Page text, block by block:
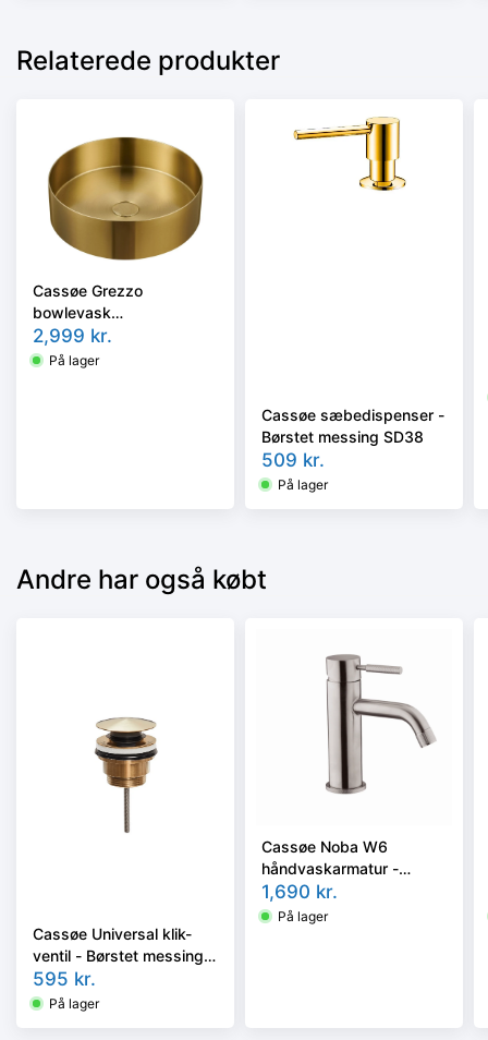
Relaterede produkter
Cassøe Grezzo
bowlevask
Ø40x12,5xcm - børstet
messing
2,999 kr.
På lager
Cassøe sæbedispenser -
Børstet messing SD38
509 kr.
På lager
Andre har også købt
Cassøe Universal klik-
ventil - Børstet messing
POP1BM
595 kr.
På lager
Cassøe Noba W6
håndvaskarmatur -
børstet rustfri stål W6BS
1,690 kr.
På lager